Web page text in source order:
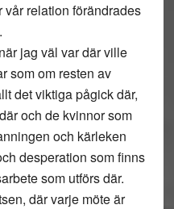
relation förändrades
jag väl var där ville
som om resten av
det viktiga pågick där,
och de kvinnor som
och kärleken
desperation som finns
som utförs där.
där varje möte är